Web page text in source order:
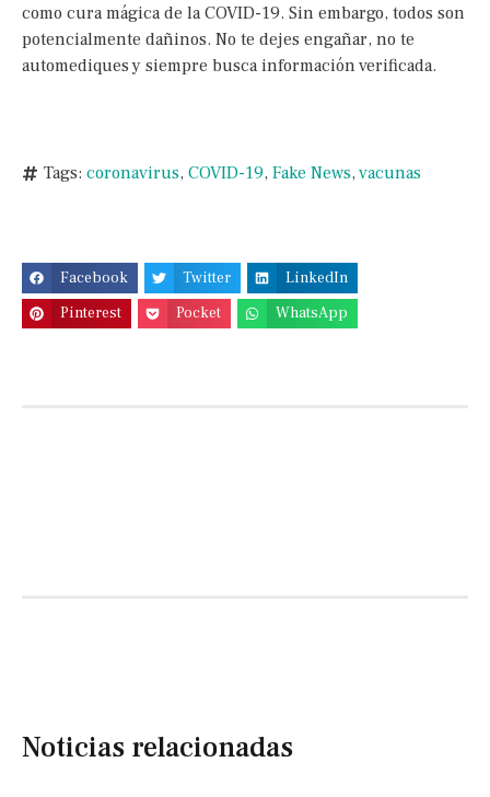
como cura mágica de la COVID-19. Sin embargo, todos son
potencialmente dañinos. No te dejes engañar, no te
automediques y siempre busca información verificada.
Tags: coronavirus, COVID-19, Fake News, vacunas
Facebook Twitter
LinkedIn
Pinterest
Pocket WhatsApp
Noticias relacionadas